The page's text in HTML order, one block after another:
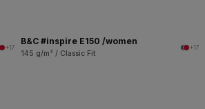
+17
B&C #inspire E150 /women
145 g/m² / Classic Fit
+17